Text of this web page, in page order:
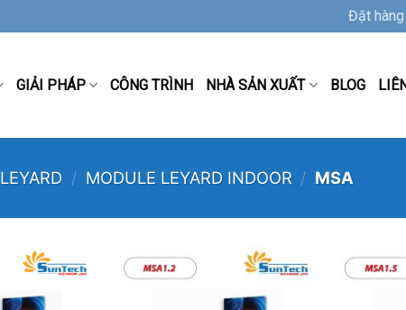
Đặt hàng
GIẢI PHÁP CÔNG TRÌNH NHÀ SẢN XUẤT BLOG
LEYARD / MODULE LEYARD INDOOR / MSA